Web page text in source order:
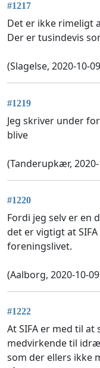
#1217
Det er ikke rimeligt
Der er tusindevis
(Slagelse, 2020-10-
#1219
Jeg skriver under
blive
(Tanderupkær,
#1220
Fordi jeg selv er en
det er vigtigt at
foreningslivet.
(Aalborg, 2020-10-
#1222
At SIFA er med til
medvirkende til
som der ellers ikke